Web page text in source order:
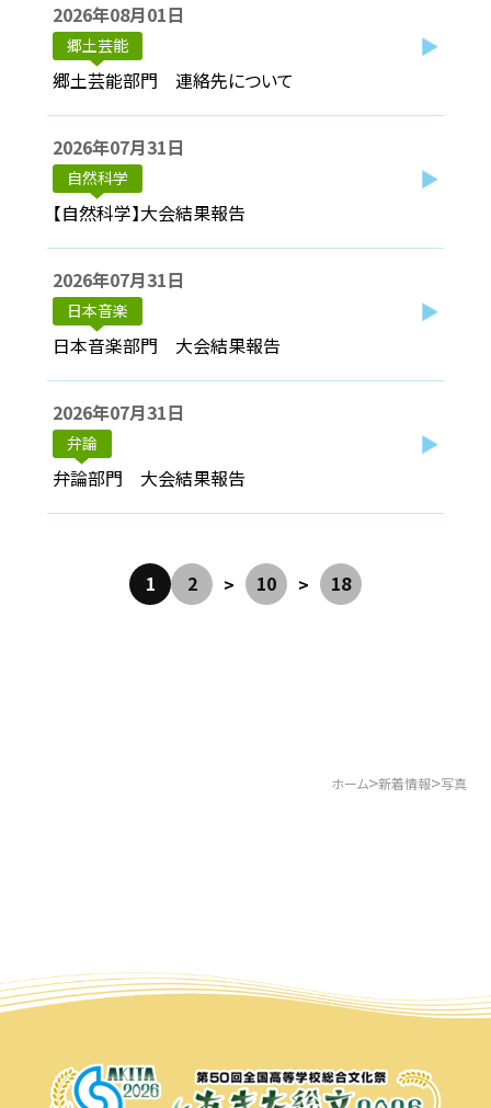
ホーム>新着情報>写真
2026年08月01日
郷土芸能
郷土芸能部門 連絡先について
2026年07月31日
自然科学
【自然科学】大会結果報告
2026年07月31日
日本音楽
日本音楽部門 大会結果報告
2026年07月31日
弁論
弁論部門 大会結果報告
1 2 > 10 > 18